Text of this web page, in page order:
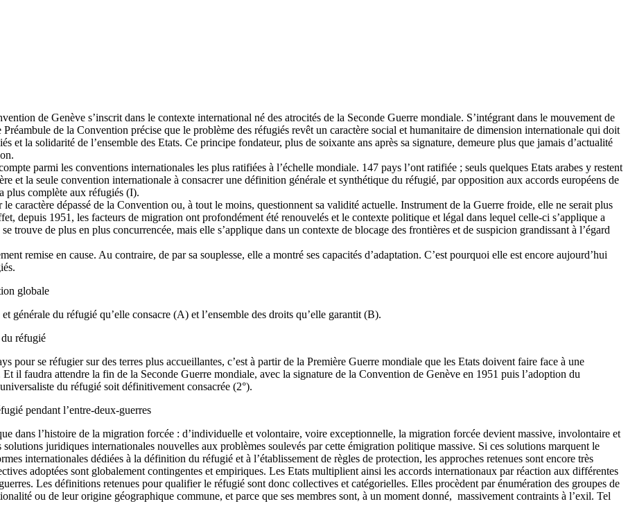
de Genève s’inscrit dans le contexte international né des atrocités de la Seconde Guerre mondiale. S’intégrant dans le mouvement de
de la Convention précise que le problème des réfugiés revêt un caractère social et humanitaire de dimension internationale qui doit
et la solidarité de l’ensemble des Etats. Ce principe fondateur, plus de soixante ans après sa signature, demeure plus que jamais d’actualité
parmi les conventions internationales les plus ratifiées à l’échelle mondiale. 147 pays l’ont ratifiée ; seuls quelques Etats arabes y restent
et la seule convention internationale à consacrer une définition générale et synthétique du réfugié, par opposition aux accords européens de
plus complète aux réfugiés (I).
caractère dépassé de la Convention ou, à tout le moins, questionnent sa validité actuelle. Instrument de la Guerre froide, elle ne serait plus
depuis 1951, les facteurs de migration ont profondément été renouvelés et le contexte politique et légal dans lequel celle-ci s’applique a
trouve de plus en plus concurrencée, mais elle s’applique dans un contexte de blocage des frontières et de suspicion grandissant à l’égard
remise en cause. Au contraire, de par sa souplesse, elle a montré ses capacités d’adaptation. C’est pourquoi elle est encore aujourd’hui
globale
générale du réfugié qu’elle consacre (A) et l’ensemble des droits qu’elle garantit (B).
réfugié
pour se réfugier sur des terres plus accueillantes, c’est à partir de la Première Guerre mondiale que les Etats doivent faire face à une
il faudra attendre la fin de la Seconde Guerre mondiale, avec la signature de la Convention de Genève en 1951 puis l’adoption du
du réfugié soit définitivement consacrée (2°).
pendant l’entre-deux-guerres
dans l’histoire de la migration forcée : d’individuelle et volontaire, voire exceptionnelle, la migration forcée devient massive, involontaire et
juridiques internationales nouvelles aux problèmes soulevés par cette émigration politique massive. Si ces solutions marquent le
internationales dédiées à la définition du réfugié et à l’établissement de règles de protection, les approches retenues sont encore très
adoptées sont globalement contingentes et empiriques. Les Etats multiplient ainsi les accords internationaux par réaction aux différentes
Les définitions retenues pour qualifier le réfugié sont donc collectives et catégorielles. Elles procèdent par énumération des groupes de
ou de leur origine géographique commune, et parce que ses membres sont, à un moment donné, massivement contraints à l’exil. Tel